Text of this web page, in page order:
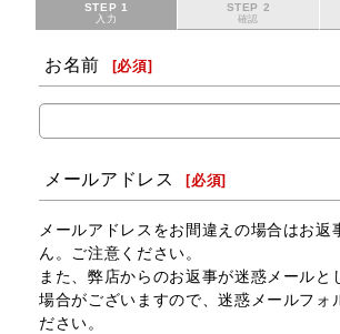
STEP 1
入力
STEP 2
確認
お名前 [必須]
メールアドレス [必須]
メールアドレスをお間違えの場合はお返
ん。ご注意ください。
また、弊店からのお返事が迷惑メールと
場合がございますので、迷惑メールフォ
ださい。